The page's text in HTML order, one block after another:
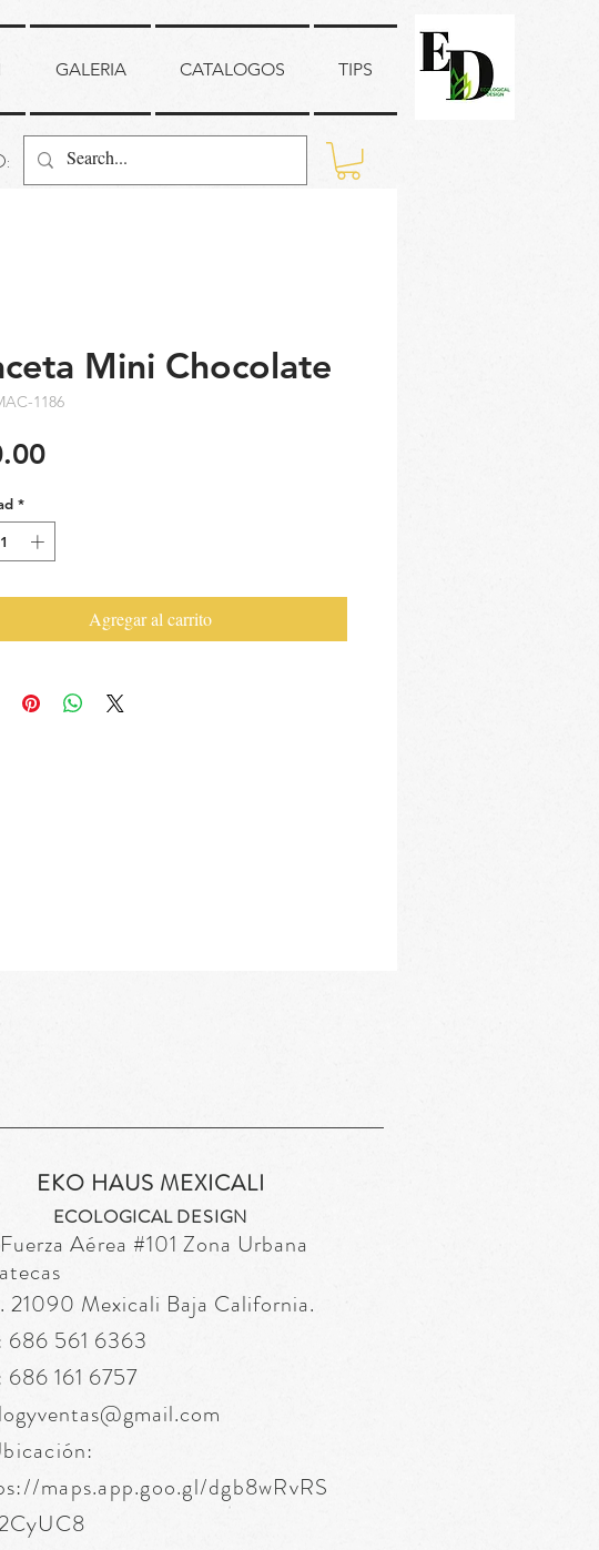
GALERIA CATALOGOS TIPS
Mini Chocolate
1186
Precio
*
Agregar al carrito
EKO HAUS MEXICALI
ECOLOGICAL DESIGN
Aérea #101 Zona Urbana
21090 Mexicali Baja California.
686 561 6363
686 161 6757
maps.app.goo.gl/dgb8wRvRS